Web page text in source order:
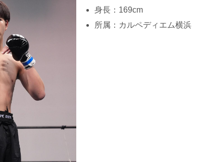
身長：169cm
所属：カルペディエム横浜